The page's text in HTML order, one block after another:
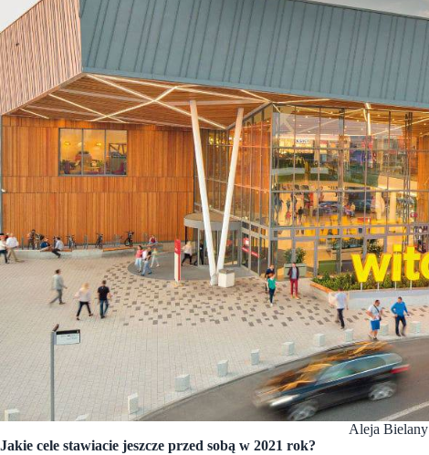
Aleja Bielany
Jakie cele stawiacie jeszcze przed sobą w 2021 rok?